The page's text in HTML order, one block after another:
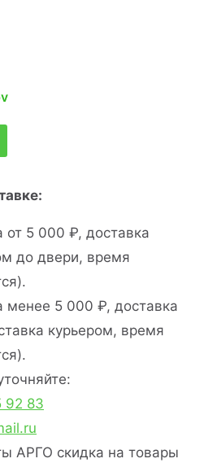
от 5 000 ₽, доставка
до двери, время
менее 5 000 ₽, доставка
курьером, время
92 83
АРГО скидка на товары